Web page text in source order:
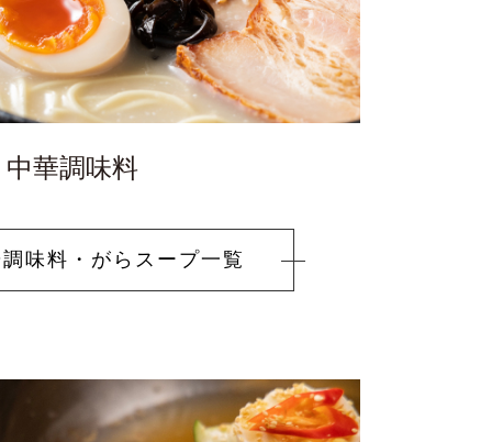
華調味料
味料・ がらスープ一覧